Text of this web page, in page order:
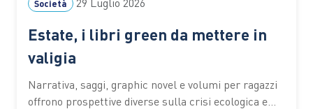
Società
Estate, i libri green da mettere in
valigia
Narrativa, saggi, graphic novel e volumi per ragazzi
offrono prospettive diverse sulla crisi ecologica e